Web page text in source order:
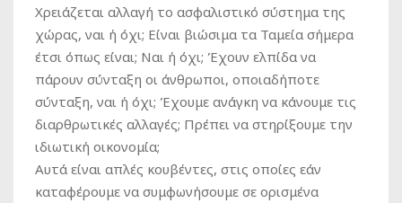
Χρειάζεται αλλαγή το ασφαλιστικό σύστημα της
χώρας, ναι ή όχι; Είναι βιώσιμα τα Ταμεία σήμερα
έτσι όπως είναι; Ναι ή όχι; Έχουν ελπίδα να
πάρουν σύνταξη οι άνθρωποι, οποιαδήποτε
σύνταξη, ναι ή όχι; Έχουμε ανάγκη να κάνουμε τις
διαρθρωτικές αλλαγές; Πρέπει να στηρίξουμε την
ιδιωτική οικονομία;
Αυτά είναι απλές κουβέντες, στις οποίες εάν
καταφέρουμε να συμφωνήσουμε σε ορισμένα